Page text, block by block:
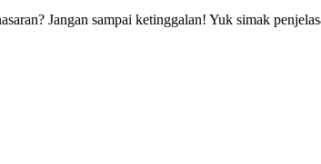
Jangan sampai ketinggalan! Yuk simak